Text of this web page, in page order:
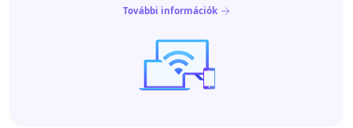
További információk